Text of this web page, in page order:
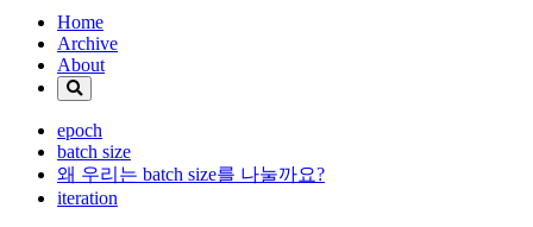
Home
Archive
About
epoch
batch size
왜 우리는 batch size를 나눌까요?
iteration